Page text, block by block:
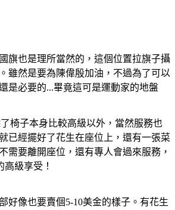
旗也是理所當然的，這個位置拉旗子攝
雖然是要為陳偉殷加油，不過為了可以
是必要的...畢竟這可是運動家的地盤
椅子本身比較高級以外，當然服務也
已經擺好了花生在座位上，還有一張菜
需要離開座位，還有專人會過來服務，
高級享受！
好像也要賣個5-10美金的樣子。有花生